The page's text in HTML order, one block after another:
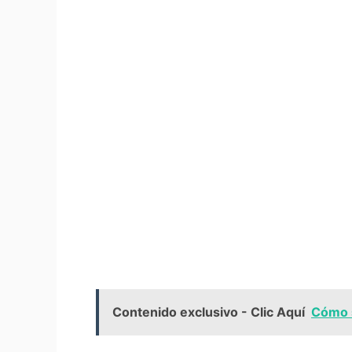
Contenido exclusivo - Clic Aquí Cómo